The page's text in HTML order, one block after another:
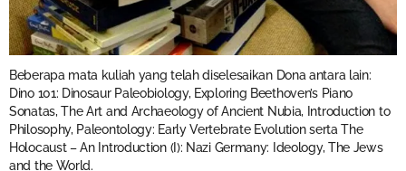
Beberapa mata kuliah yang telah diselesaikan Dona antara lain:
Dino 101: Dinosaur Paleobiology, Exploring Beethoven’s Piano
Sonatas, The Art and Archaeology of Ancient Nubia, Introduction to
Philosophy, Paleontology: Early Vertebrate Evolution serta The
Holocaust – An Introduction (I): Nazi Germany: Ideology, The Jews
and the World.